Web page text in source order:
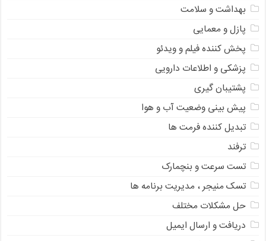
بهداشت و سلامت
پازل و معمایی
پخش کننده فیلم و ویدئو
پزشکی و اطلاعات دارویی
پشتیبان گیری
پیش بینی وضعیت آب و هوا
تبدیل کننده فرمت ها
ترفند
تست سرعت و بنچمارک
تسک منیجر ، مدیریت برنامه ها
حل مشکلات مختلف
دریافت و ارسال ایمیل